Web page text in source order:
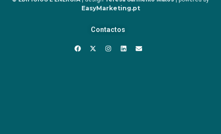
EasyMarketing.pt
Contactos